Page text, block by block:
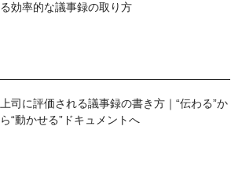
る効率的な議事録の取り方
上司に評価される議事録の書き方｜“伝わる”か
ら“動かせる”ドキュメントへ